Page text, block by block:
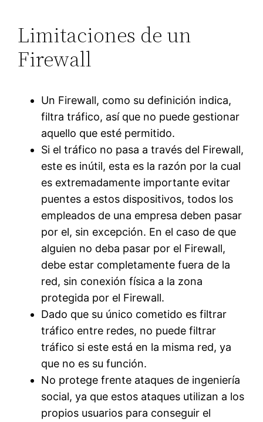
Limitaciones de un
Firewall
Un Firewall, como su definición indica,
filtra tráfico, así que no puede gestionar
aquello que esté permitido.
Si el tráfico no pasa a través del Firewall,
este es inútil, esta es la razón por la cual
es extremadamente importante evitar
puentes a estos dispositivos, todos los
empleados de una empresa deben pasar
por el, sin excepción. En el caso de que
alguien no deba pasar por el Firewall,
debe estar completamente fuera de la
red, sin conexión física a la zona
protegida por el Firewall.
Dado que su único cometido es filtrar
tráfico entre redes, no puede filtrar
tráfico si este está en la misma red, ya
que no es su función.
No protege frente ataques de ingeniería
social, ya que estos ataques utilizan a los
propios usuarios para conseguir el